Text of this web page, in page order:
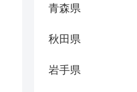
青森県
秋田県
岩手県